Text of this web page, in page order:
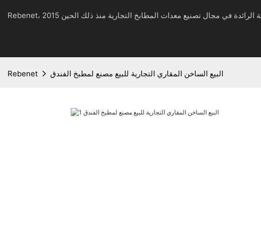
Rebenet البيع الساخن المقاري التجارية للبيع مصنع لمطبخ الفندق